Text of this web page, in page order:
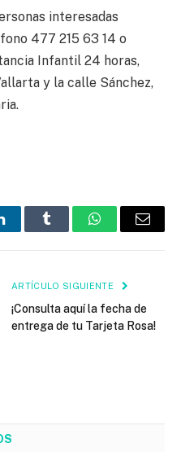
interesadas
477 215 63 14 o
Infantil 24 horas,
y la calle Sánchez,
Tumblr WhatsAppEmail
ARTÍCULO SIGUIENTE
¡Consulta aquí la fecha de
entrega de tu Tarjeta Rosa!